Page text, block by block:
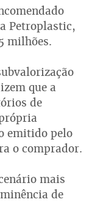
Petroplastic,
milhões.
que a
de
emitido pelo
o comprador.
mais
de